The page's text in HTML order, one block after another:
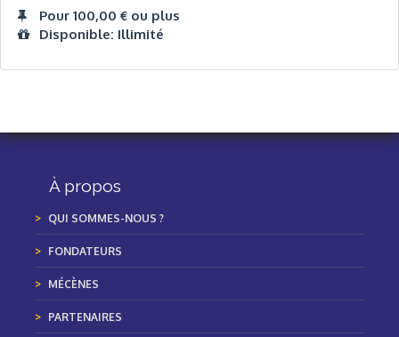
Pour 100,00 € ou plus
Disponible: Illimité
À propos
QUI SOMMES-NOUS ?
FONDATEURS
MÉCÈNES
PARTENAIRES